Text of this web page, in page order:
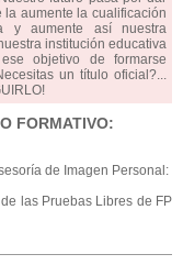
aumente la cualificación
y aumente así nuestra
institución educativa
objetivo de formarse
un título oficial?...
FORMATIVO:
de Imagen Personal:
las Pruebas Libres de FP